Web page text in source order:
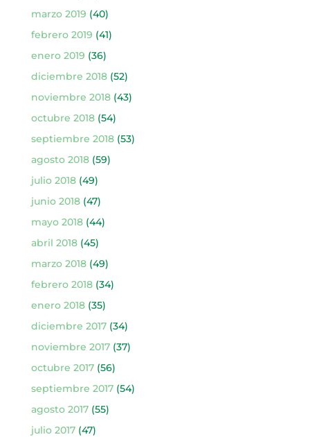
marzo 2019 (40)
febrero 2019 (41)
enero 2019 (36)
diciembre 2018(52)
noviembre 2018(43)
octubre 2018(54)
septiembre 2018(53)
agosto 2018(59)
julio 2018(49)
junio 2018(47)
mayo 2018(44)
abril 2018(45)
marzo 2018(49)
febrero 2018(34)
enero 2018(35)
diciembre 2017(34)
noviembre 2017(37)
octubre 2017(56)
septiembre 2017(54)
agosto 2017(55)
julio 2017(47)